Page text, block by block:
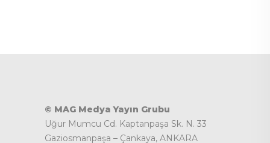
© MAG Medya Yayın Grubu
Uğur Mumcu Cd. Kaptanpaşa Sk. N. 33
Gaziosmanpaşa – Çankaya, ANKARA